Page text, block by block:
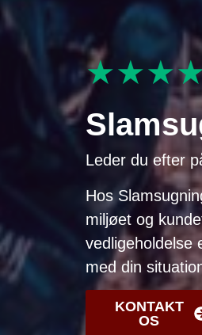
Leder du efter
Hos
miljøet og
vedligeholdelse
med din
KONTAKT
OS